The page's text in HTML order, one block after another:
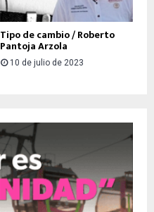
Tipo de cambio / Roberto
Pantoja Arzola
10 de julio de 2023